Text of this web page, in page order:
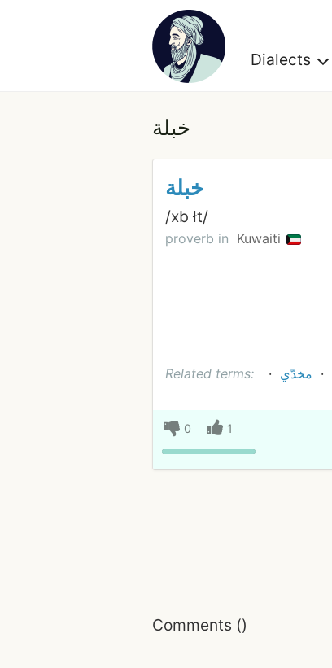
Dialects
خبلة
خبلة
/xb łt/
proverb in Kuwaiti
Related terms: مخدّي
0
1
Comments ()